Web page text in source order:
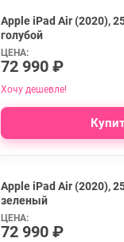
Apple iPad Air (2020),
голубой
ЦЕНА:
72 990 ₽
Хочу дешевле!
Apple iPad Air (2020),
зеленый
ЦЕНА:
72 990 ₽